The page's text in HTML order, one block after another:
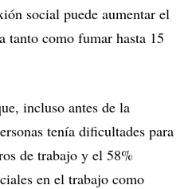
social puede aumentar el
tanto como fumar hasta 15
incluso antes de la
tenía dificultades para
de trabajo y el 58%
en el trabajo como